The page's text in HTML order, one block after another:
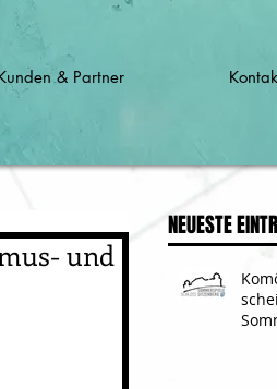
& Partner
und
NEUESTE